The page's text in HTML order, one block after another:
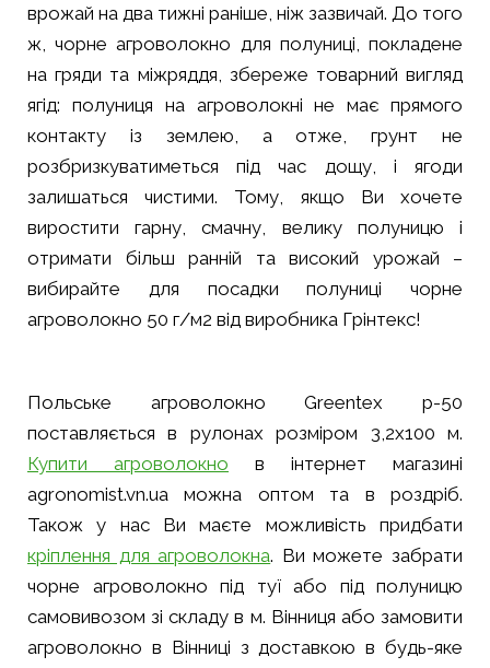
врожай на два тижні раніше, ніж зазвичай. До того
ж, чорне агроволокно для полуниці, покладене
на гряди та міжряддя, збереже товарний вигляд
ягід: полуниця на агроволокні не має прямого
контакту із землею, а отже, грунт не
розбризкуватиметься під час дощу, і ягоди
залишаться чистими. Тому, якщо Ви хочете
виростити гарну, смачну, велику полуницю і
отримати більш ранній та високий урожай –
вибирайте для посадки полуниці чорне
агроволокно 50 г/м2 від виробника Грінтекс!
Польське агроволокно Greentex р-50
поставляється в рулонах розміром 3,2х100 м.
Купити агроволокно в інтернет магазині
agronomist.vn.ua можна оптом та в роздріб.
Також у нас Ви маєте можливість придбати
кріплення для агроволокна. Ви можете забрати
чорне агроволокно під туї або під полуницю
самовивозом зі складу в м. Вінниця або замовити
агроволокно в Вінниці з доставкою в будь-яке